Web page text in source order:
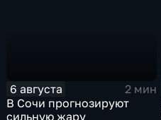
6 августа
2 мин
В Сочи прогнозируют
сильную жару